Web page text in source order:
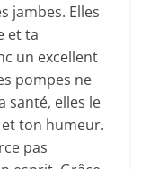
jambes. Elles
et ta
un excellent
pompes ne
santé, elles le
ton humeur.
pas